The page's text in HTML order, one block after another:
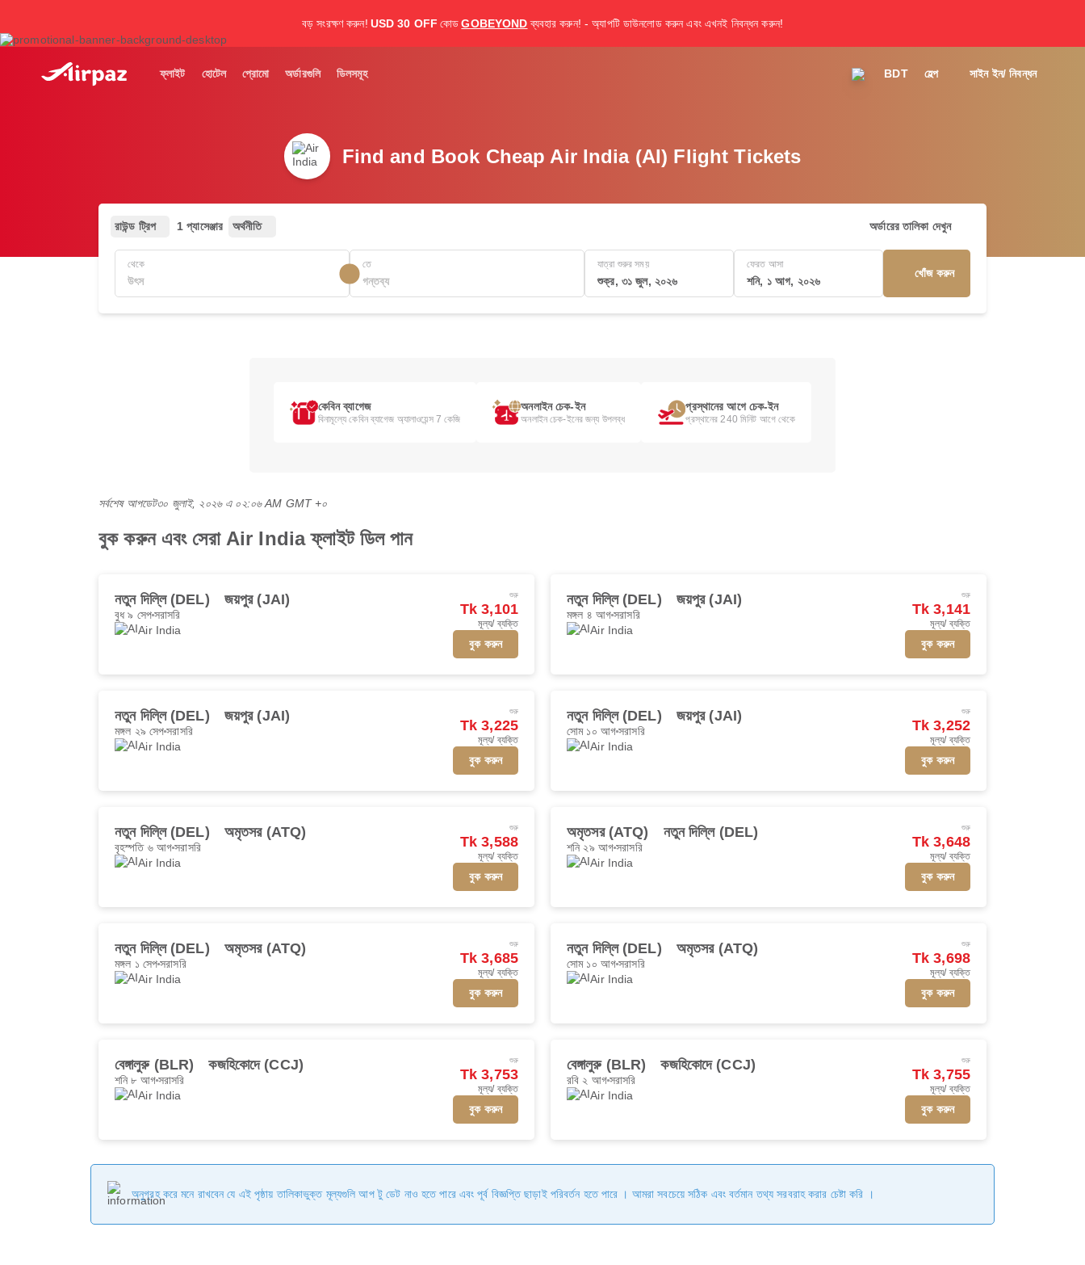
বড় সংরক্ষণ করুন! USD 30 OFF কোড GOBEYOND ব্যবহার করুন! - অ্যাপটি ডাউনলোড করুন এবং এখনই নিবন্ধন করুন!
ফ্লাইট হোটেল প্রোমো অর্ডারগুলি ডিলসমূহ BDT হেল্প সাইন ইন/ নিবন্ধন
Find and Book Cheap Air India (AI) Flight Tickets
রাউন্ড ট্রিপ 1 প্যাসেঞ্জার অর্থনীতি অর্ডারের তালিকা দেখুন
থেকে তে যাত্রা শুরুর সময়
শুক্র, ৩১ জুল, ২০২৬
ফেরত আসা
শনি, ১ আগ, ২০২৬
খোঁজ করুন
কেবিন ব্যাগেজ
বিনামূল্যে কেবিন ব্যাগেজ অ্যালাওয়েন্স 7 কেজি
অনলাইন চেক-ইন
অনলাইন চেক-ইনের জন্য উপলব্ধ
প্রস্থানের আগে চেক-ইন
প্রস্থানের 240 মিনিট আগে থেকে
সর্বশেষ আপডেট৩০ জুলাই, ২০২৬ এ ০২:০৬ AM GMT +০
বুক করুন এবং সেরা Air India ফ্লাইট ডিল পান
নতুন দিল্লি (DEL) জয়পুর (JAI)
বুধ ৯ সেপসরাসরি
Air India
শুরু
Tk 3,101
মূল্য/ ব্যক্তি
বুক করুন
নতুন দিল্লি (DEL) জয়পুর (JAI)
মঙ্গল ৪ আগসরাসরি
Air India
শুরু
Tk 3,141
মূল্য/ ব্যক্তি
বুক করুন
নতুন দিল্লি (DEL) জয়পুর (JAI)
মঙ্গল ২৯ সেপসরাসরি
Air India
শুরু
Tk 3,225
মূল্য/ ব্যক্তি
বুক করুন
নতুন দিল্লি (DEL) জয়পুর (JAI)
সোম ১০ আগসরাসরি
Air India
শুরু
Tk 3,252
মূল্য/ ব্যক্তি
বুক করুন
নতুন দিল্লি (DEL) অমৃতসর (ATQ)
বৃহস্পতি ৬ আগসরাসরি
Air India
শুরু
Tk 3,588
মূল্য/ ব্যক্তি
বুক করুন
অমৃতসর (ATQ) নতুন দিল্লি (DEL)
শনি ২৯ আগসরাসরি
Air India
শুরু
Tk 3,648
মূল্য/ ব্যক্তি
বুক করুন
নতুন দিল্লি (DEL) অমৃতসর (ATQ)
মঙ্গল ১ সেপসরাসরি
Air India
শুরু
Tk 3,685
মূল্য/ ব্যক্তি
বুক করুন
নতুন দিল্লি (DEL) অমৃতসর (ATQ)
সোম ১০ আগসরাসরি
Air India
শুরু
Tk 3,698
মূল্য/ ব্যক্তি
বুক করুন
বেঙ্গালুরু (BLR) কজহিকোদে (CCJ)
শনি ৮ আগসরাসরি
Air India
শুরু
Tk 3,753
মূল্য/ ব্যক্তি
বুক করুন
বেঙ্গালুরু (BLR) কজহিকোদে (CCJ)
রবি ২ আগসরাসরি
Air India
শুরু
Tk 3,755
মূল্য/ ব্যক্তি
বুক করুন
অনুগ্রহ করে মনে রাখবেন যে এই পৃষ্ঠায় তালিকাভুক্ত মূল্যগুলি আপ টু ডেট নাও হতে পারে এবং পূর্ব বিজ্ঞপ্তি ছাড়াই পরিবর্তন হতে পারে । আমরা সবচেয়ে সঠিক এবং বর্তমান তথ্য সরবরাহ করার চেষ্টা করি ।